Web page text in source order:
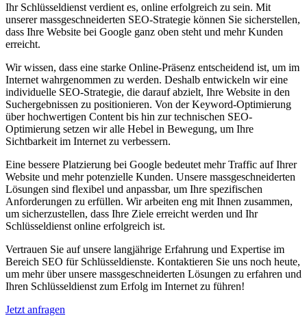
Ihr Schlüsseldienst verdient es, online erfolgreich zu sein. Mit
unserer massgeschneiderten SEO-Strategie können Sie sicherstellen,
dass Ihre Website bei Google ganz oben steht und mehr Kunden
erreicht.
Wir wissen, dass eine starke Online-Präsenz entscheidend ist, um im
Internet wahrgenommen zu werden. Deshalb entwickeln wir eine
individuelle SEO-Strategie, die darauf abzielt, Ihre Website in den
Suchergebnissen zu positionieren. Von der Keyword-Optimierung
über hochwertigen Content bis hin zur technischen SEO-
Optimierung setzen wir alle Hebel in Bewegung, um Ihre
Sichtbarkeit im Internet zu verbessern.
Eine bessere Platzierung bei Google bedeutet mehr Traffic auf Ihrer
Website und mehr potenzielle Kunden. Unsere massgeschneiderten
Lösungen sind flexibel und anpassbar, um Ihre spezifischen
Anforderungen zu erfüllen. Wir arbeiten eng mit Ihnen zusammen,
um sicherzustellen, dass Ihre Ziele erreicht werden und Ihr
Schlüsseldienst online erfolgreich ist.
Vertrauen Sie auf unsere langjährige Erfahrung und Expertise im
Bereich SEO für Schlüsseldienste. Kontaktieren Sie uns noch heute,
um mehr über unsere massgeschneiderten Lösungen zu erfahren und
Ihren Schlüsseldienst zum Erfolg im Internet zu führen!
Jetzt anfragen